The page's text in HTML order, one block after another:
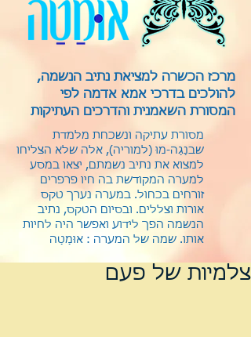
מרכז הכשרה למציאת נתיב הנשמה,
להולכים בדרכי אמא אדמה לפי
המסורת השאמנית והדרכים העתיקות
מסורת עתיקה ונשכחת מלמדת
שבנַגַה-מוּ (למוריה), אלה שלא הצליחו
למצוא את נתיב נשמתם, יצאו במסע
למערה המקודשת בה חיו פרפרים
זורחים בכחול. במערה נערך טקס
אורות וצללים. ובסיום הטקס, נתיב
הנשמה הפך לידוע ואפשר היה לחיות
אותו. שמה של המערה : אוּמַטַה
צלמיות של פעם